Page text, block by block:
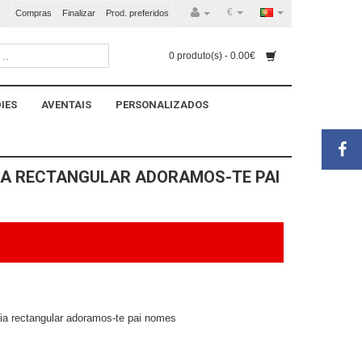
Compras Finalizar Prod. preferidos €
0 produto(s) - 0.00€
AVENTAIS PERSONALIZADOS
RECTANGULAR ADORAMOS-TE PAI
rectangular adoramos-te pai nomes